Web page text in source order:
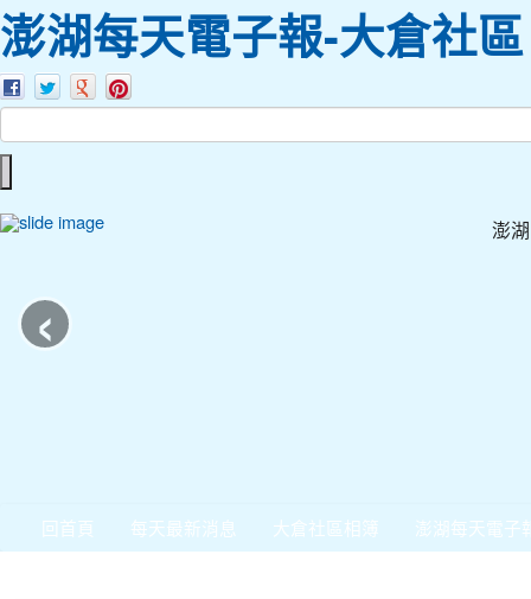
澎湖每天電子報-大倉社區
澎
‹
回首頁 每天最新消息 大倉社區相簿 澎湖每天電子